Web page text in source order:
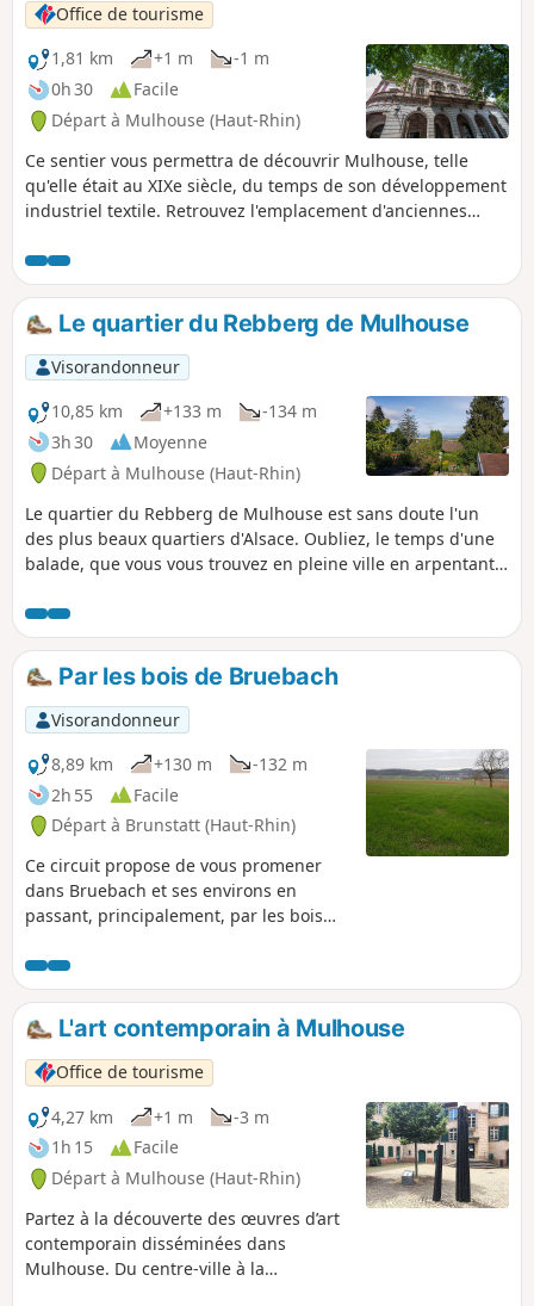
Office de tourisme
1,81 km
+1 m
-1 m
0h 30
Facile
Départ à Mulhouse (Haut-Rhin)
Ce sentier vous permettra de découvrir Mulhouse, telle
qu'elle était au XIXe siècle, du temps de son développement
industriel textile. Retrouvez l'emplacement d'anciennes
développement sans précédent.
Le quartier du Rebberg de Mulhouse
Visorandonneur
10,85 km
+133 m
-134 m
3h 30
Moyenne
Départ à Mulhouse (Haut-Rhin)
Le quartier du Rebberg de Mulhouse est sans doute l'un
des plus beaux quartiers d'Alsace. Oubliez, le temps d'une
balade, que vous vous trouvez en pleine ville en arpentant
impressionnant, à la fois par la verdure omniprésente et
par ses nombreuses, époustouflantes, maisons de maître.
Par les bois de Bruebach
Visorandonneur
8,89 km
+130 m
-132 m
2h 55
Facile
Départ à Brunstatt (Haut-Rhin)
Ce circuit propose de vous promener
dans Bruebach et ses environs en
passant, principalement, par les bois
L'art contemporain à Mulhouse
Office de tourisme
4,27 km
+1 m
-3 m
1h 15
Facile
Départ à Mulhouse (Haut-Rhin)
Partez à la découverte des œuvres d’art
contemporain disséminées dans
Mulhouse. Du centre-ville à la